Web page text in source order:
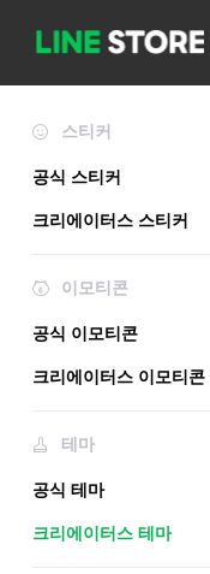
스티커
공식 스티커
크리에이터스 스티커
이모티콘
공식 이모티콘
크리에이터스 이모티콘
테마
공식 테마
크리에이터스 테마